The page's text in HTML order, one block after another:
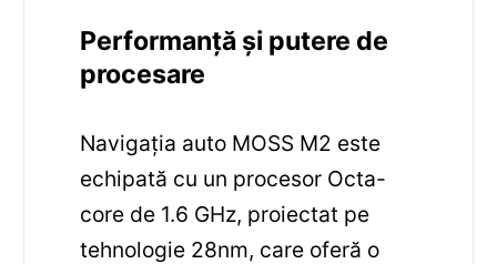
Performanță și putere de
procesare
Navigația auto MOSS M2 este
echipată cu un procesor Octa-
core de 1.6 GHz, proiectat pe
tehnologie 28nm, care oferă o